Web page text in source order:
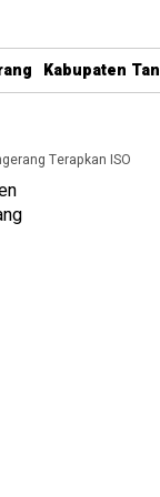
Kabupaten
Terapkan ISO